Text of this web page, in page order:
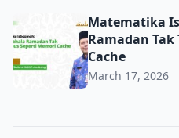
Matematika Istiqamah:
Matematika
Ramadan
Cache
March 17, 2026